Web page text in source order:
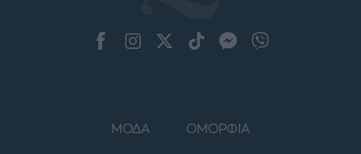
ΜΟΔΑ ΟΜΟΡΦΙΑ